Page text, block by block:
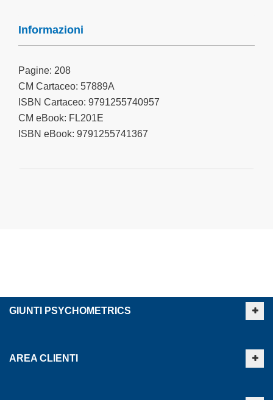
Informazioni
Pagine: 208
CM Cartaceo: 57889A
ISBN Cartaceo: 9791255740957
CM eBook: FL201E
ISBN eBook: 9791255741367
GIUNTI PSYCHOMETRICS
AREA CLIENTI